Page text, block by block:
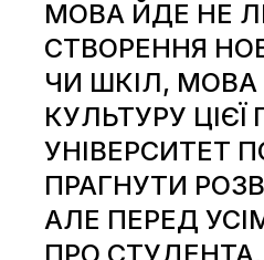
МОВА ЙДЕ НЕ
СТВОРЕННЯ
ЧИ ШКІЛ, МОВА
КУЛЬТУРУ
УНІВЕРСИТЕТ
ПРАГНУТИ
АЛЕ ПЕРЕД